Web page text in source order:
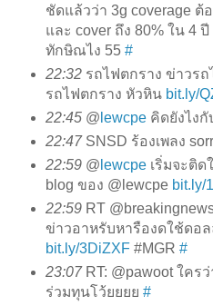
ชัดแล้วว่า 3g coverage ต้
และ cover ถึง 80% ใน 4
ทักษิณไง 55 #
22:32รถไฟตกราง ข่าวรถ
รถไฟตกราง หัวหิน bit.ly/
22:45@ lewcpeคิดยังไงกั
22:47SNSD ร้องเพลง
22:59@ lewcpeเริ่มจะติด
blog ของ @lewcpe bit.ly/
22:59RT
ข่าวอาหรับหารืองดใช้ดอ
bit.ly/3DiZXF#MGR #
23:07RT: @pawoot ใคร
ร่วมทุนโว้ยยยย #